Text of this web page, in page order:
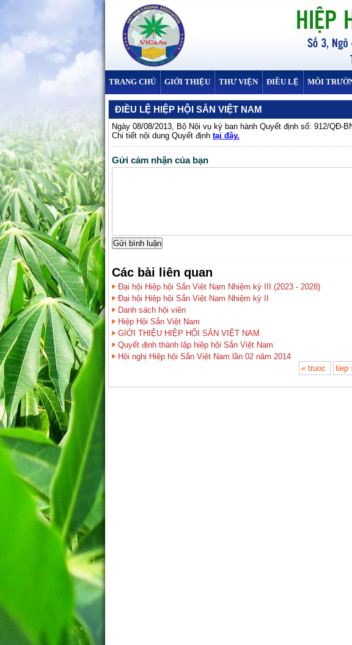
TRANG CHỦ GIỚI THIỆU THƯ VIỆN ĐIỀU LỆ MÔI
ĐIỀU LỆ HIỆP HỘI SẮN VIỆT NAM
Ngày 08/08/2013, Bộ Nội vụ ký ban hành Quyết định số: 912/QĐ-
Chi tiết nội dung Quyết định tại đây.
Gửi cảm nhận của bạn
Các bài liên quan
Đại hội Hiệp hội Sắn Việt Nam Nhiệm kỳ III (2023 - 2028)
Đại hội Hiệp hội Sắn Việt Nam Nhiệm kỳ II
Danh sách hội viên
Hiệp Hội Sắn Việt Nam
GIỚI THIỆU HIỆP HỘI SẮN VIỆT NAM
Quyết định thành lập hiệp hội Sắn Việt Nam
Hội nghị Hiệp hội Sắn Việt Nam lần 02 năm 2014
« truoc
tiep